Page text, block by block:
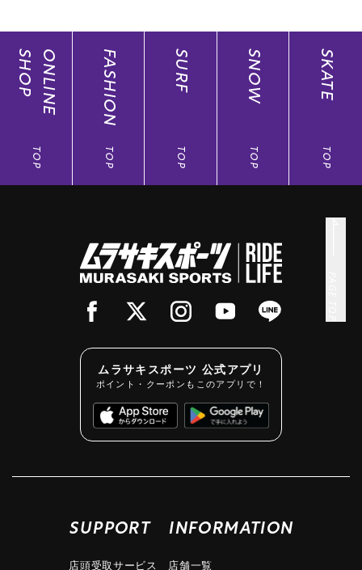
ONLINE
SHOP
TOP
FASHION
TOP
SURF
TOP
SNOW
TOP
SKATE
TOP
ムラサキスポーツ 公式アプリ
ポイント・クーポンもこのアプリで！
SUPPORT
店頭受取サービス
INFORMATION
店舗一覧